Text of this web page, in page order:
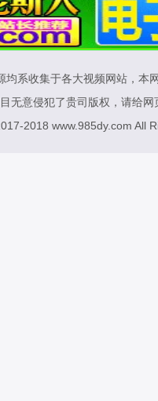
均系收集于各大视频网站，
无意侵犯了贵司版权，请给
2018 www.985dy.com All